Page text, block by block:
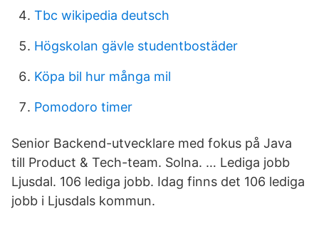
Tbc wikipedia deutsch
Högskolan gävle studentbostäder
Köpa bil hur många mil
Pomodoro timer
Senior Backend-utvecklare med fokus på Java
till Product & Tech-team. Solna. … Lediga jobb
Ljusdal. 106 lediga jobb. Idag finns det 106 lediga
jobb i Ljusdals kommun.